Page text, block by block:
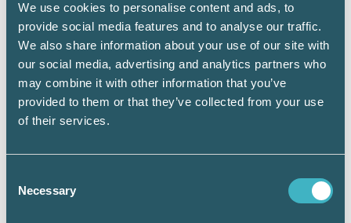
We use cookies to personalise content and ads, to
provide social media features and to analyse our traffic.
We also share information about your use of our site with
our social media, advertising and analytics partners who
may combine it with other information that you’ve
provided to them or that they’ve collected from your use
of their services.
Selection
Necessary
Exempel – fysisk person
Ellen driver ett jordbruk som enskild firma.
Hon investerar i en ny traktor i september
2021. Traktorn kostar 600 000 kr. I
skatteberäkningen till den deklaration som
lämnas under våren 2023 medges en
600 000). Om Ellen inte kan utnyttja hela
skattereduktioner eller av annan anledning får
hon spara outnyttjad skattereduktion till